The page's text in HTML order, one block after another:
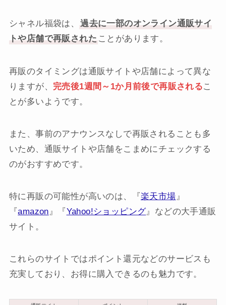
シャネル福袋は、
過去に一部のオンライン通販サイ
トや店舗で再販された ことがあります。
再販のタイミングは通販サイトや店舗によって異な
りますが、 完売後1週間～1か月前後で再販されるこ
とが多いようです。
また、事前のアナウンスなしで再販されることも多
いため、通販サイトや店舗をこまめにチェックする
のがおすすめです。
特に再販の可能性が高いのは、『楽天市場 』
『amazon 』『Yahoo!ショッピング』などの大手通販
サイト。
これらのサイトではポイント還元などのサービスも
充実しており、お得に購入できるのも魅力です。